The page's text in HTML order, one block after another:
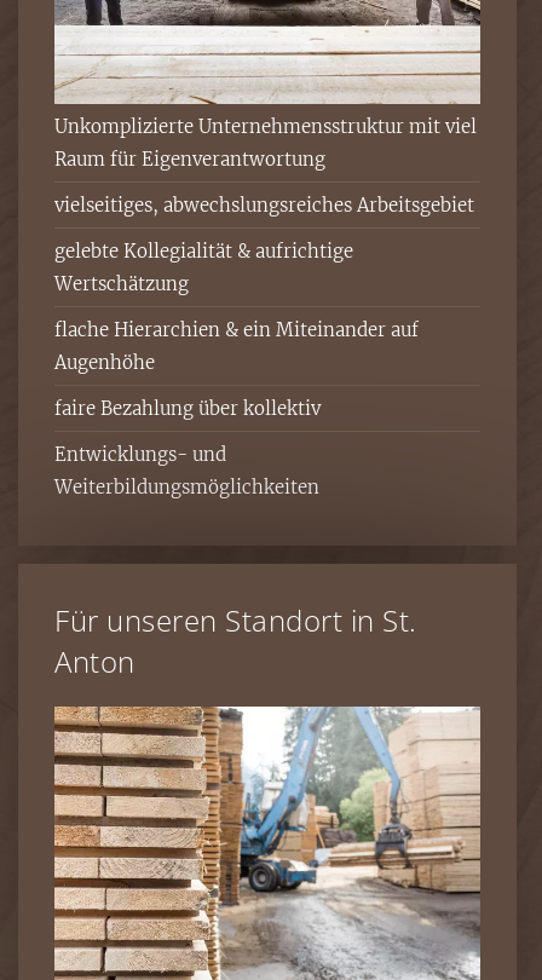
Unkomplizierte Unternehmensstruktur mit viel
Raum für Eigenverantwortung
vielseitiges, abwechslungsreiches Arbeitsgebiet
gelebte Kollegialität & aufrichtige
Wertschätzung
flache Hierarchien & ein Miteinander auf
Augenhöhe
faire Bezahlung über kollektiv
Entwicklungs- und
Weiterbildungsmöglichkeiten
Für unseren Standort in St.
Anton